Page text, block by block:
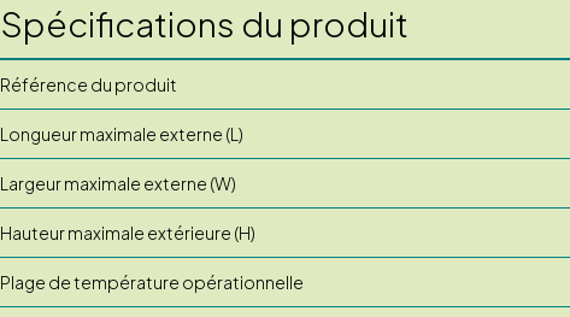
Spécifications du produit
Référence du produit
Longueur maximale externe (L)
Largeur maximale externe (W)
Hauteur maximale extérieure (H)
Plage de température opérationnelle